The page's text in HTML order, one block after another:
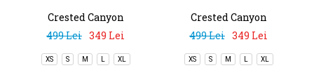
Crested Canyon
Windbreaker
499 Lei 349 Lei
XS S M L XL
Crested Canyon
Windbreaker
499 Lei 349 Lei
XS S M L XL